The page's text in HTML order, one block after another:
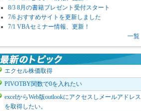
8/3 8月の書籍プレゼント受付スタート
7/6 おすすめサイトを更新しました
7/1 VBAセミナー情報、更新！
一覧
エクセル株価取得
PIVOTBY関数で0を入れたい
excelからWeb版outlookにアクセスしメールアドレス
を取得したい。